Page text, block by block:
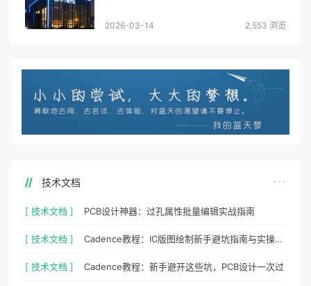
2026-03-14 2,553 浏览
技术文档
[ 技术文档 ] PCB设计神器：过孔属性批量编辑实战指南
[ 技术文档 ] Cadence教程：IC版图绘制新手避坑指南与实操细节
[ 技术文档 ] Cadence教程：新手避开这些坑，PCB设计一次过